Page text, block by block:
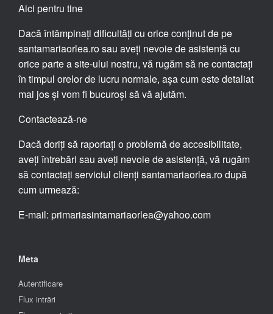
Aici pentru tine
Dacă întâmpinați dificultăți cu orice conținut de pe
santamariaorlea.ro sau aveți nevoie de asistență cu
orice parte a site-ului nostru, vă rugăm să ne contactați
în timpul orelor de lucru normale, așa cum este detaliat
mai jos și vom fi bucuroși să vă ajutăm.
Contactează-ne
Dacă doriți să raportați o problemă de accesibilitate,
aveți întrebări sau aveți nevoie de asistență, vă rugăm
să contactați serviciul clienți santamariaorlea.ro după
cum urmează:
E-mail: primariasintamariaorlea@yahoo.com
Meta
Autentificare
Flux intrări